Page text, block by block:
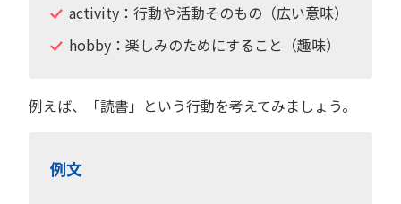
activity：行動や活動そのもの（広い意味）
hobby：楽しみのためにすること（趣味）
例えば、「読書」という行動を考えてみましょう。
例文